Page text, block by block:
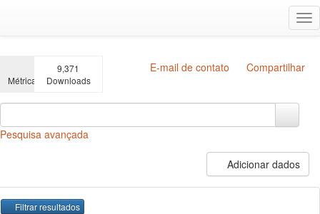
Métricas
9,371
Downloads
E-mail de contato Compartilhar
Pesquisa avançada
Adicionar dados
Filtrar resultados